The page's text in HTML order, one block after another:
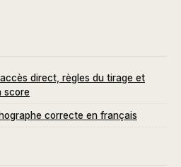
direct, règles du tirage et
score
correcte en français